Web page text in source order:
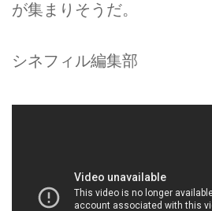
が集まりそうだ。
シネフィル編集部